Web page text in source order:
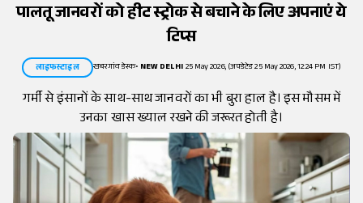
पालतू जानवरों को हीट स्ट्रोक से बचाने के लिए अपनाएं ये
टिप्स
लाइफस्टाइल खबरगांव डेस्क• NEW DELHI25 May 2026, (अपडेटेड 25 May 2026, 12:24 PM IST)
गर्मी से इंसानों के साथ-साथ जानवरों का भी बुरा हाल है। इस मौसम में
उनका खास ख्याल रखने की जरूरत होती है।